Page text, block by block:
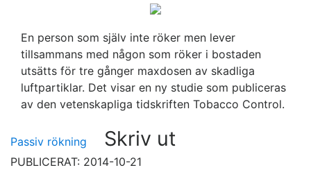
En person som själv inte röker men lever
tillsammans med någon som röker i bostaden
utsätts för tre gånger maxdosen av skadliga
luftpartiklar. Det visar en ny studie som publiceras
av den vetenskapliga tidskriften Tobacco Control.
Passiv rökning Skriv ut
PUBLICERAT: 2014-10-21